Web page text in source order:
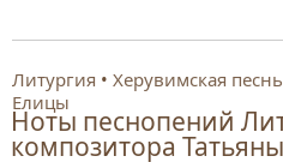
Литургия Херувимская песнь
Елицы
Ноты песнопений
композитора